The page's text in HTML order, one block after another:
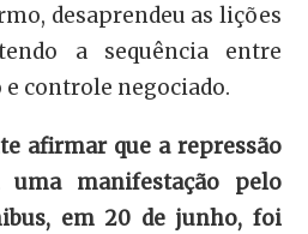
desaprendeu as lições
a sequência entre
controle negociado.
afirmar que a repressão
manifestação pelo
em 20 de junho, foi